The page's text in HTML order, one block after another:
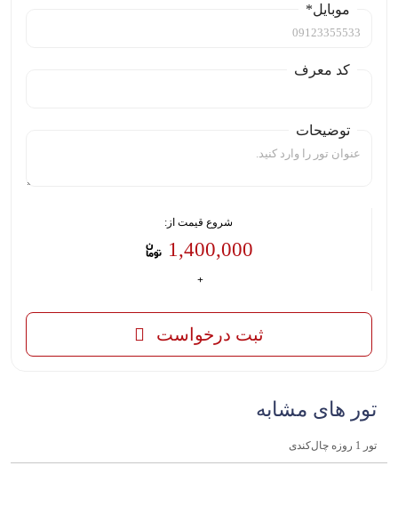
موبایل*
کد معرف
توضیحات
شروع قیمت از:
1,400,000
ثبت درخواست
تور های مشابه
تور‌ 1 روزه چال‌کندی